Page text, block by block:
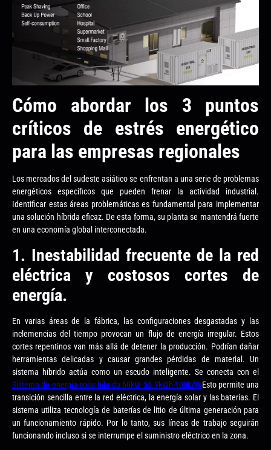
Cómo abordar los 3 puntos
críticos de estrés energético
para las empresas regionales
Los mercados del sudeste asiático se enfrentan a una serie de problemas
energéticos específicos que pueden frenar la actividad industrial.
Identificar estas áreas problemáticas es fundamental para implementar
una solución híbrida eficaz. De esta forma, su planta se mantendrá fuerte
en una economía global interconectada.
1. Inestabilidad frecuente de la red
eléctrica y costosos cortes de
energía.
En varias áreas de la fábrica, las configuraciones desgastadas y las
inclemencias del tiempo provocan un flujo de energía irregular. Estos
cortes repentinos van más allá de detener la producción. Podrían dañar
herramientas delicadas y causar grandes pérdidas de material. Un
sistema híbrido actúa como un escudo inteligente. Se conecta con el
Sistema de energía solar híbrida 50kW 55.3kWh-100kWhEsto permite una
transición sencilla entre la red eléctrica, la energía solar y las baterías. El
sistema utiliza tecnología de baterías de litio de última generación para
un funcionamiento rápido. Por lo tanto, sus líneas de trabajo seguirán
funcionando incluso si se interrumpe el suministro eléctrico en la zona.